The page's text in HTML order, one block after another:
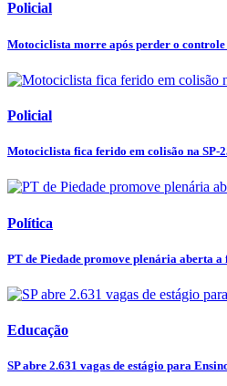
Policial
Motociclista morre após perder o
Policial
Motociclista fica ferido em colisão na SP-
Política
PT de Piedade promove plenária aberta
Educação
SP abre 2.631 vagas de estágio para